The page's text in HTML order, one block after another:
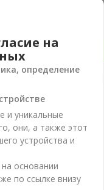
на
определение
и уникальные
они, а также этот
устройства и
основании
по ссылке внизу